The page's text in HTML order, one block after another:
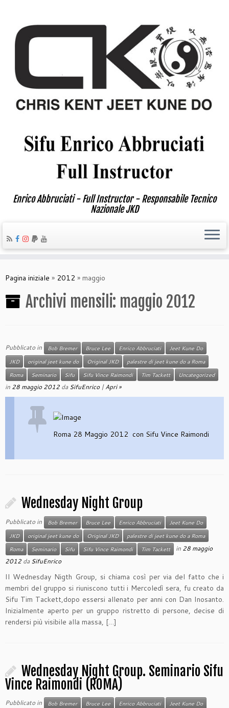
Enrico Abbruciati - Full Instructor - Responsabile Tecnico
Nazionale JKD
Pagina iniziale » 2012 » maggio
Archivi mensili: maggio 2012
Pubblicato in Bob Bremer Bruce Lee Enrico Abbruciati
Jeet Kune Do
JKD
original jeet kune do Original JKD
palestre di jeet kune do a Roma
Roma
Seminario Sifu Sifu Vince Raimondi Tim Tackett Uncategorized
in 28 maggio 2012 daSifuEnrico|Apri »
Roma 28 Maggio 2012 con Sifu Vince Raimondi
Wednesday Night Group
Pubblicato in Bob Bremer Bruce Lee Enrico Abbruciati
Jeet Kune Do
JKD
original jeet kune do Original JKD
palestre di jeet kune do a Roma
Roma
Seminario Sifu Sifu Vince Raimondi Tim Tackett in 28 maggio
2012 daSifuEnrico
Il Wednesday Nigth Group, si chiama così per via del fatto che i
membri del gruppo si riuniscono tutti i Mercoledì sera, fu creato da
Sifu Tim Tackett,dopo essersi allenato per anni con Dan Inosanto.
Inizialmente aperto per un gruppo ristretto di persone, decise di
rendersi più visibile alla massa, […]
Wednesday Night Group. Seminario Sifu
Vince Raimondi (ROMA)
Pubblicato in Bob Bremer Bruce Lee Enrico Abbruciati
Jeet Kune Do